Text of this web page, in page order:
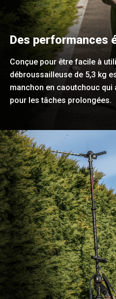
Des performances
Conçue pour être facile à
débroussailleuse de 5,3 kg
manchon en caoutchouc
pour les tâches prolongées.